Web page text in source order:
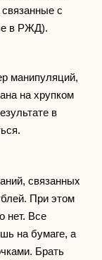
с
в РЖД).
манипуляций,
на хрупком
в
связанных
При этом
нет. Все
на бумаге, а
Брать